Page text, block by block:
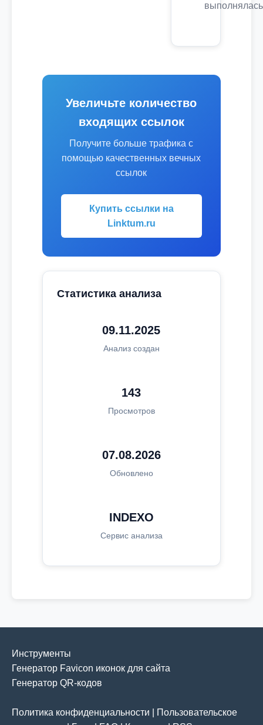
выполнялась
Увеличьте количество
входящих ссылок
Получите больше трафика с
помощью качественных вечных
ссылок
Купить ссылки на
Linktum.ru
Статистика анализа
09.11.2025
Анализ создан
143
Просмотров
07.08.2026
Обновлено
INDEXO
Сервис анализа
Инструменты
Генератор Favicon иконок для сайта
Генератор QR-кодов
Политика конфиденциальности
Пользовательское